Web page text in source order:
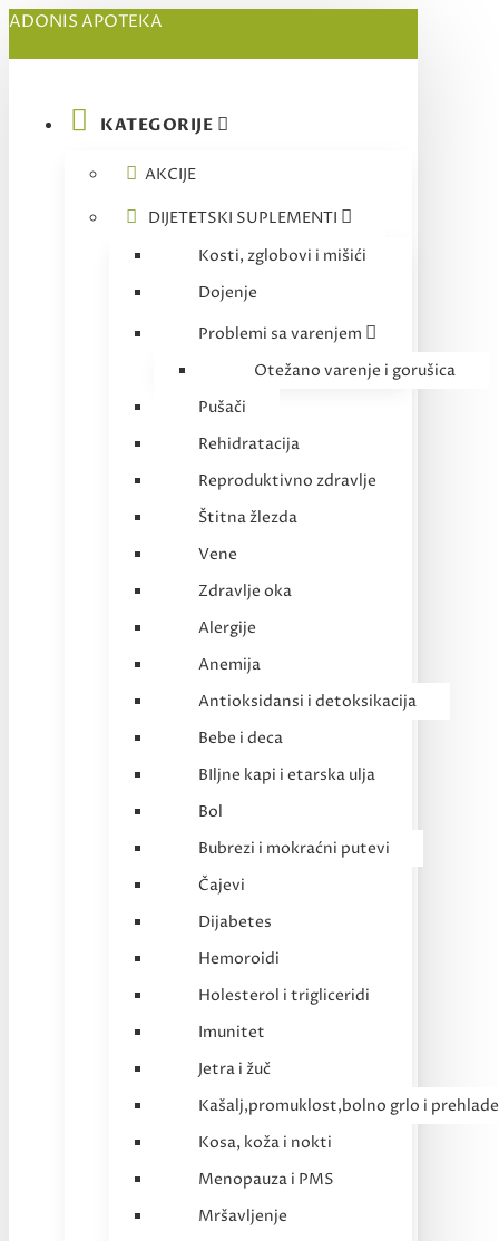
ADONIS APOTEKA
KATEGORIJE
AKCIJE
DIJETETSKI SUPLEMENTI
Kosti, zglobovi i mišići
Dojenje
Problemi sa varenjem
Otežano varenje i gorušica
Pušači
Rehidratacija
Reproduktivno zdravlje
Štitna žlezda
Vene
Zdravlje oka
Alergije
Anemija
Antioksidansi i detoksikacija
Bebe i deca
BIljne kapi i etarska ulja
Bol
Bubrezi i mokraćni putevi
Čajevi
Dijabetes
Hemoroidi
Holesterol i trigliceridi
Imunitet
Jetra i žuč
Kašalj,promuklost,bolno grlo i prehlade
Kosa, koža i nokti
Menopauza i PMS
Mršavljenje